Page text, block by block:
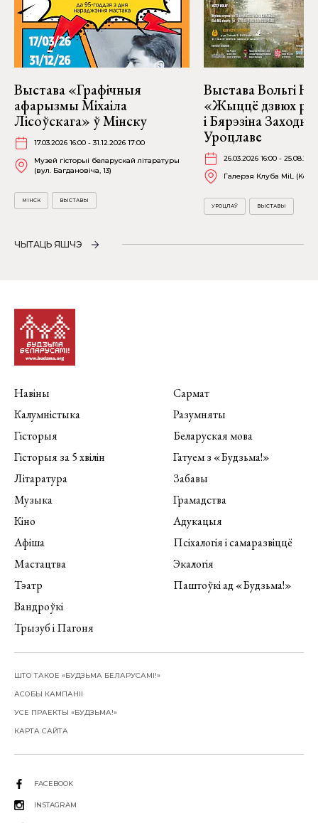
Выстава «Графічныя
афарызмы Міхаіла
Лісоўскага» ў Мінску
17.03.2026 16:00 - 31.12.2026 17:00
Музей гісторыі беларускай літаратуры
(вул. Багдановіча, 13)
МІНСК ВЫСТАВЫ
Выстава Вольгі
«Жыццё дзвюх
і Бярэзіна
Уроцлаве
26.03.2026 16:00 -
Галерэя Клуба MiL
УРОЦЛАЎ ВЫСТАВЫ
ЧЫТАЦЬ ЯШЧЭ
Навіны
Калумністыка
Гісторыя
Гісторыя за 5 хвілін
Літаратура
Музыка
Кіно
Афіша
Мастацтва
Тэатр
Вандроўкі
Трызуб і Пагоня
Сармат
Разумняты
Беларуская мова
Гатуем з «Будзьма!»
Забавы
Грамадства
Адукацыя
Псіхалогія і самаразвіццё
Экалогія
Паштоўкі ад «Будзьма!»
ШТО ТАКОЕ «БУДЗЬМА БЕЛАРУСАМІ!»
АСОБЫ КАМПАНІІ
УСЕ ПРАЕКТЫ «БУДЗЬМА!»
КАРТА САЙТА
FACEBOOK
INSTAGRAM